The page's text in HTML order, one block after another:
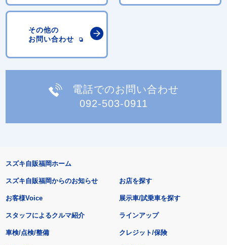
その他の
お問い合わせ
電話でのお問い合わせ
092-503-0911
スズキ自販福岡ホーム
スズキ自販福岡からのお知らせ
お客様Voice
スタッフによるクルマ紹介
お店を探す
展示車/試乗車を探す
ラインアップ
車検/点検/整備 クレジット/保険